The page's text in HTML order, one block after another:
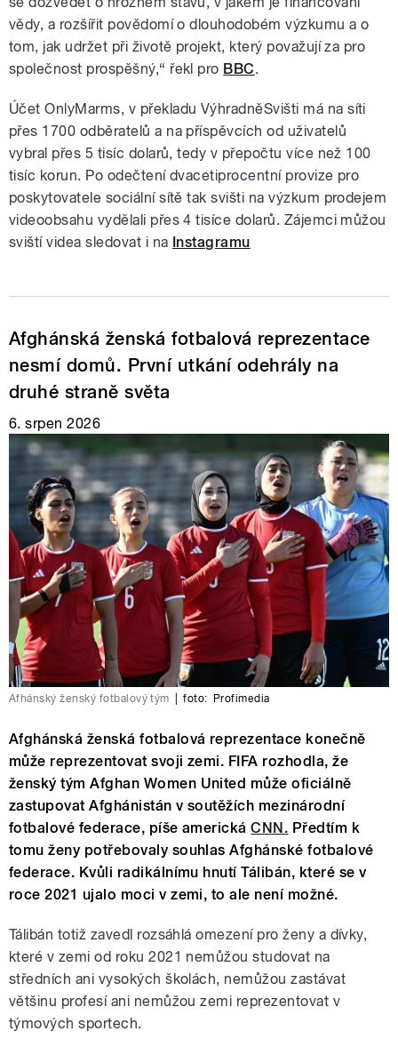
vědy, a rozšířit povědomí o dlouhodobém výzkumu a o
tom, jak udržet při životě projekt, který považují za pro
společnost prospěšný,“ řekl pro BBC.
Účet OnlyMarms, v překladu VýhradněSvišti má na síti
přes 1700 odběratelů a na příspěvcích od uživatelů
vybral přes 5 tisíc dolarů, tedy v přepočtu více než 100
tisíc korun. Po odečtení dvacetiprocentní provize pro
poskytovatele sociální sítě tak svišti na výzkum prodejem
videoobsahu vydělali přes 4 tisíce dolarů. Zájemci můžou
sviští videa sledovat i na Instagramu
Afghánská ženská fotbalová reprezentace
nesmí domů. První utkání odehrály na
druhé straně světa
6. srpen 2026
Afhánský ženský fotbalový tým foto: Profimedia
Afghánská ženská fotbalová reprezentace konečně
může reprezentovat svoji zemi. FIFA rozhodla, že
ženský tým Afghan Women United může oficiálně
zastupovat Afghánistán v soutěžích mezinárodní
fotbalové federace, píše americkáCNN. Předtím k
tomu ženy potřebovaly souhlas Afghánské fotbalové
federace. Kvůli radikálnímu hnutí Tálibán, které se v
roce 2021 ujalo moci v zemi, to ale není možné.
Tálibán totiž zavedl rozsáhlá omezení pro ženy a dívky,
které v zemi od roku 2021 nemůžou studovat na
středních ani vysokých školách, nemůžou zastávat
většinu profesí ani nemůžou zemi reprezentovat v
týmových sportech.